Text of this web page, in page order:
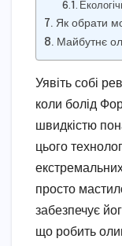
Як обрати
Майбутнє
Уявіть собі
коли болід
швидкістю
цього
просто
забезпечує
що робить